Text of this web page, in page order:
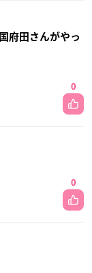
府田さんがやっ
0
0